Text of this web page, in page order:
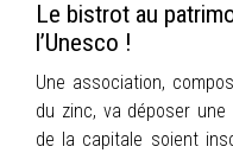
Le bistrot au
l’Unesco !
Une association,
du zinc, va déposer
de la capitale soient